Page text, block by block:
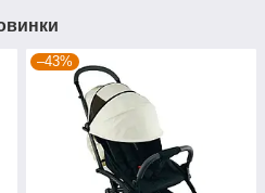
–43%